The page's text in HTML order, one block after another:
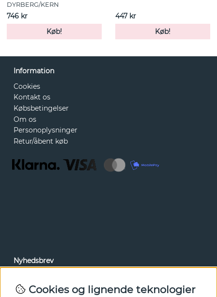
DYRBERG/KERN
746 kr
Køb!
447 kr
Køb!
Information
Cookies
Kontakt os
Købsbetingelser
Om os
Personoplysninger
Retur/åbent køb
Nyhedsbrev
tilbud før alle andre. Tilmeld dig herunder.
Cookies og lignende teknologier